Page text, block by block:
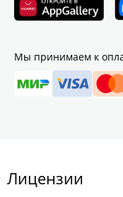
Мы принимаем к
Лицензии